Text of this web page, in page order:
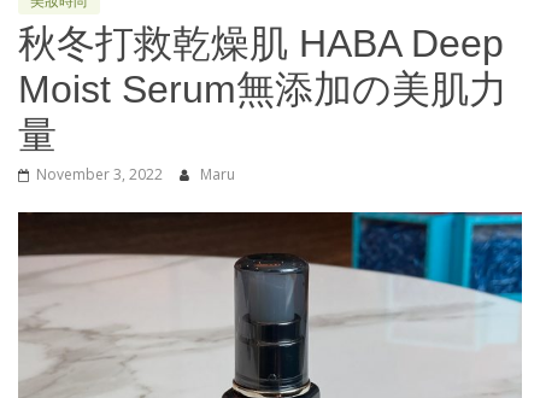
秋冬打救乾燥肌 HABA Deep
Moist Serum無添加の美肌力
量
November 3, 2022 Maru